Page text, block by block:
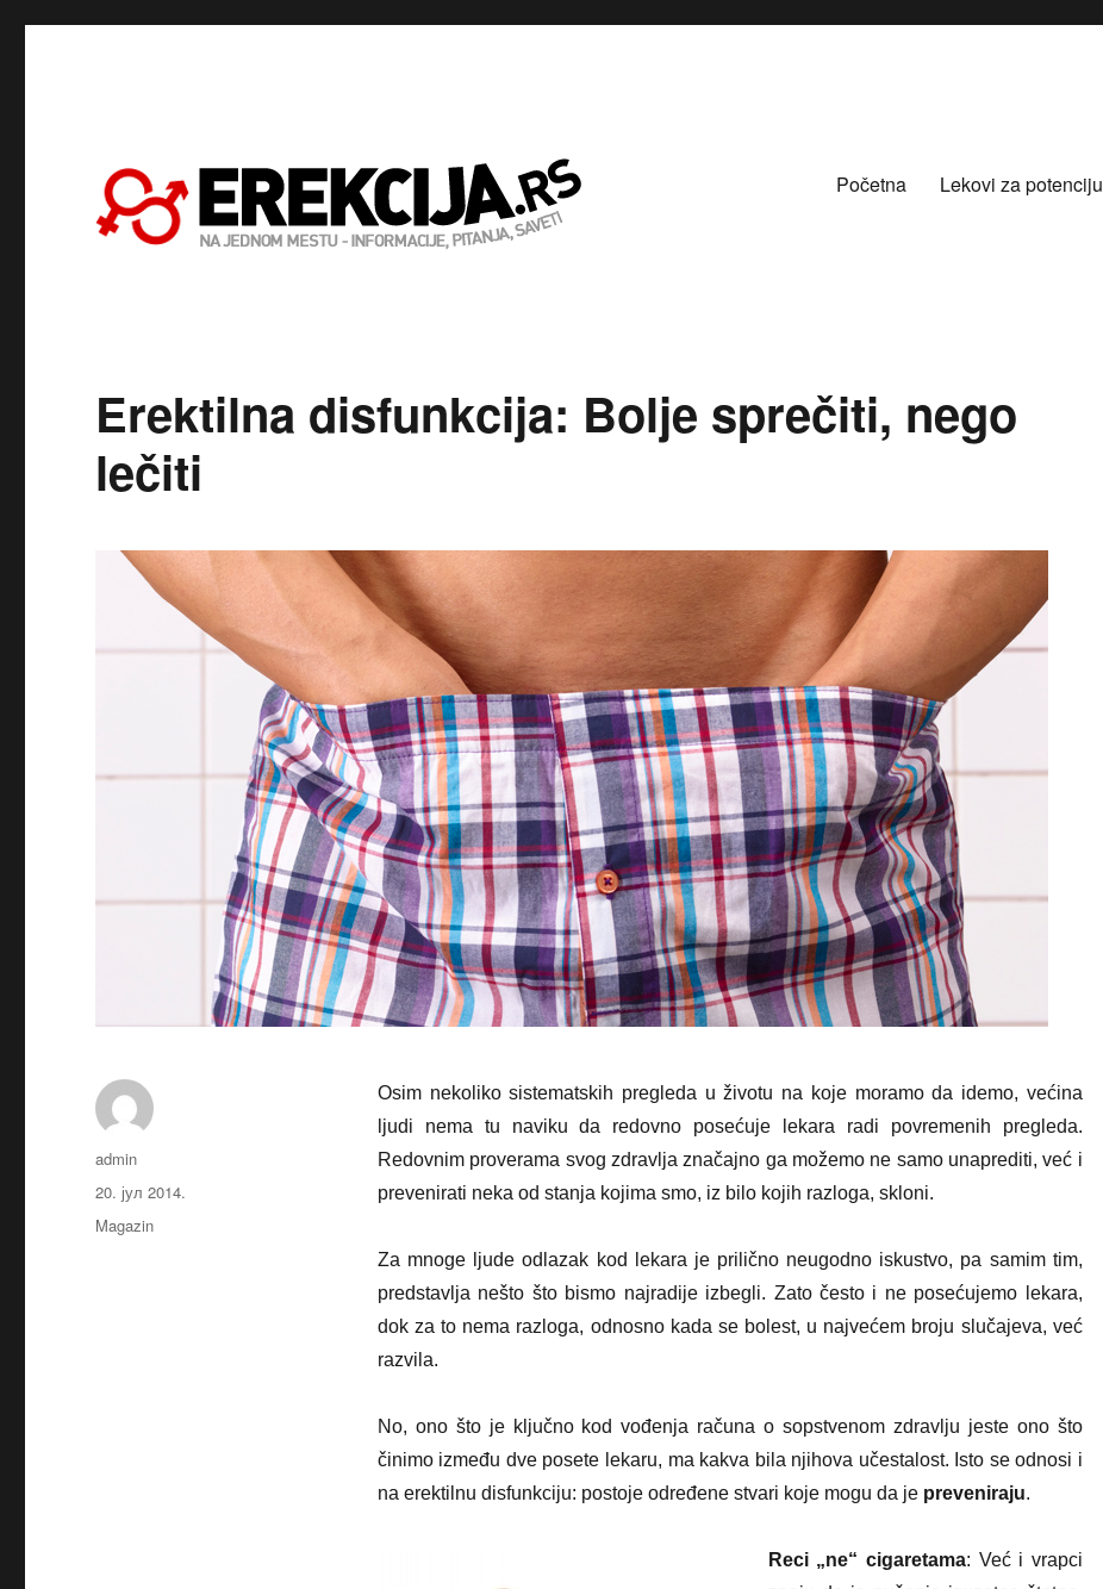
Početna Lekovi za potenciju
Erektilna disfunkcija: Bolje sprečiti, nego
lečiti
Osim nekoliko sistematskih pregleda u životu na koje moramo da idemo, većina
ljudi nema tu naviku da redovno posećuje lekara radi povremenih pregleda.
Redovnim proverama svog zdravlja značajno ga možemo ne samo unaprediti, već i
prevenirati neka od stanja kojima smo, iz bilo kojih razloga, skloni.
Za mnoge ljude odlazak kod lekara je prilično neugodno iskustvo, pa samim tim,
predstavlja nešto što bismo najradije izbegli. Zato često i ne posećujemo lekara,
dok za to nema razloga, odnosno kada se bolest, u najvećem broju slučajeva, već
razvila.
No, ono što je ključno kod vođenja računa o sopstvenom zdravlju jeste ono što
činimo između dve posete lekaru, ma kakva bila njihova učestalost. Isto se odnosi i
na erektilnu disfunkciju: postoje određene stvari koje mogu da je preveniraju.
Reci „ne“ cigaretama: Već i vrapci
Аутор
admin
Објављено
20. јул 2014.
Категорије
Magazin